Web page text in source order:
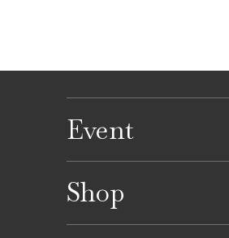
Event
イベントカレンダー
Shop